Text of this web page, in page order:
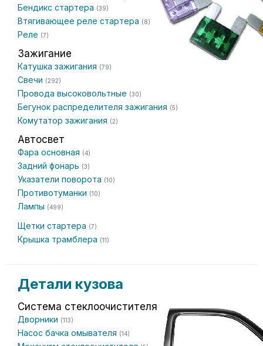
Бендикс стартера (39)
Втягивающее реле стартера (8)
Реле (7)
Зажигание
Катушка зажигания (79)
Свечи (292)
Провода высоковольтные (30)
Бегунок распределителя зажигания (5)
Комутатор зажигания (2)
Автосвет
Фара основная (4)
Задний фонарь (3)
Указатели поворота (10)
Противотуманки (10)
Лампы (499)
Щетки стартера (7)
Крышка трамблера (11)
Детали кузова
Система стеклоочистителя
Дворники (113)
Насос бачка омывателя (14)